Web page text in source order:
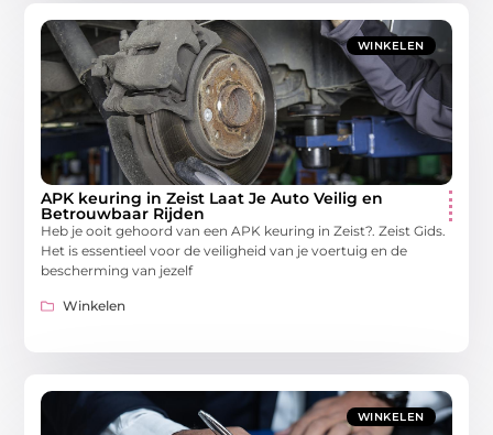
WINKELEN
APK keuring in Zeist Laat Je Auto Veilig en
Betrouwbaar Rijden
Heb je ooit gehoord van een APK keuring in Zeist?. Zeist Gids.
Het is essentieel voor de veiligheid van je voertuig en de
bescherming van jezelf
Winkelen
WINKELEN